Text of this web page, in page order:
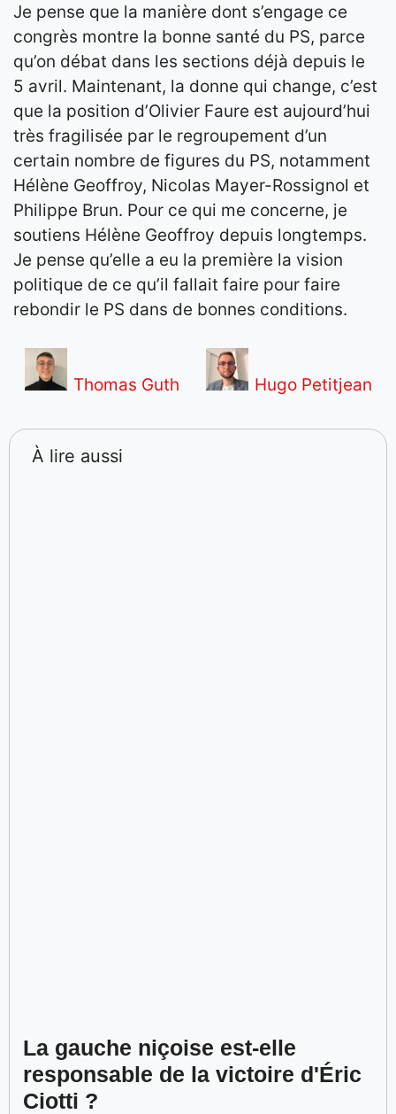
Je pense que la manière dont s’engage ce
congrès montre la bonne santé du PS, parce
qu’on débat dans les sections déjà depuis le
5 avril. Maintenant, la donne qui change, c’est
que la position d’Olivier Faure est aujourd’hui
très fragilisée par le regroupement d’un
certain nombre de figures du PS, notamment
Hélène Geoffroy, Nicolas Mayer-Rossignol et
Philippe Brun. Pour ce qui me concerne, je
soutiens Hélène Geoffroy depuis longtemps.
Je pense qu’elle a eu la première la vision
politique de ce qu’il fallait faire pour faire
rebondir le PS dans de bonnes conditions.
Thomas Guth Hugo Petitjean
À lire aussi
La gauche niçoise est-elle
responsable de la victoire d'Éric
Ciotti ?